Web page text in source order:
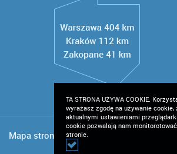
Mapa strony O nas
TA STRONA UŻYWA COOKIE.
wyrażasz zgodę na używanie cookie,
aktualnymi ustawieniami
cookie pozwalają nam
stronie.